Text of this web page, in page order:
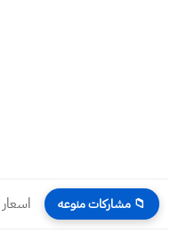
📁 مشاركات منوعه